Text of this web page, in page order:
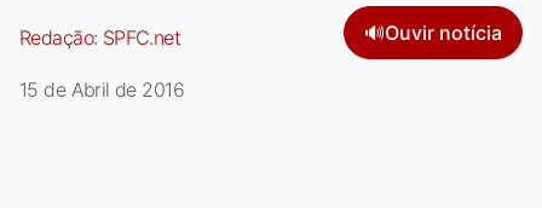
Redação: SPFC.net 🔊Ouvir notícia
15 de Abril de 2016